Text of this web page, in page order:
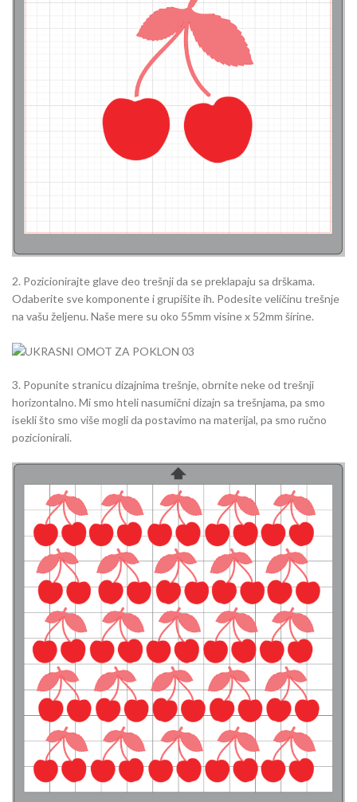
2. Pozicionirajte glave deo trešnji da se preklapaju sa drškama.
Odaberite sve komponente i grupišite ih. Podesite veličinu trešnje
na vašu željenu. Naše mere su oko 55mm visine x 52mm širine.
3. Popunite stranicu dizajnima trešnje, obrnite neke od trešnji
horizontalno. Mi smo hteli nasumični dizajn sa trešnjama, pa smo
isekli što smo više mogli da postavimo na materijal, pa smo ručno
pozicionirali.